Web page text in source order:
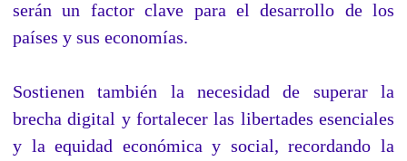
serán un factor clave para el desarrollo de los
países y sus economías.
Sostienen también la necesidad de superar la
brecha digital y fortalecer las libertades esenciales
y la equidad económica y social, recordando la